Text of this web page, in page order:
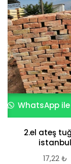
WhatsApp ile
2.el ateş
istanbul
17,22 ₺